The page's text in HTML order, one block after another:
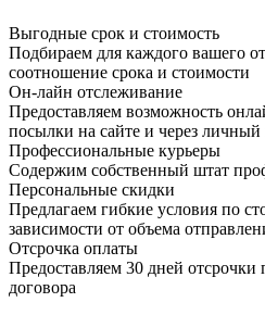
Выгодные срок и стоимость
Подбираем для каждого вашего
соотношение срока и стоимости
Он-лайн отслеживание
Предоставляем возможность
посылки на сайте и через личный
Профессиональные курьеры
Содержим собственный штат
Персональные скидки
Предлагаем гибкие условия по
зависимости от объема
Отсрочка оплаты
Предоставляем 30 дней
договора